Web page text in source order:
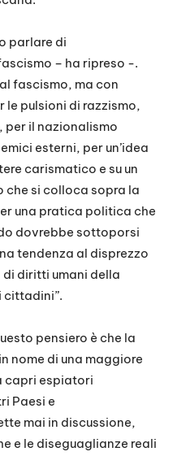
parlare di
– ha ripreso -.
fascismo, ma con
pulsioni di razzismo,
per il nazionalismo
esterni, per un’idea
carismatico e su un
si colloca sopra la
una pratica politica che
dovrebbe sottoporsi
tendenza al disprezzo
diritti umani della
cittadini”.
pensiero è che la
nome di una maggiore
capri espiatori
Paesi e
mai in discussione,
e le diseguaglianze reali